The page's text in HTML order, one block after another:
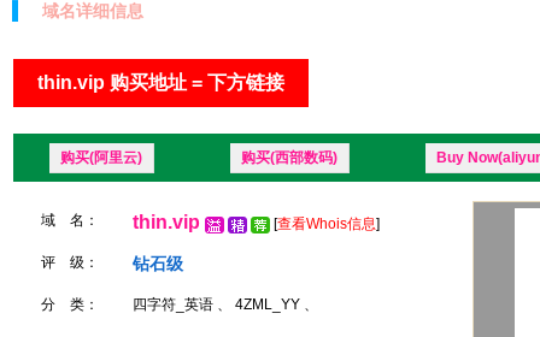
域名详细信息
thin.vip 购买地址 = 下方链接
购买(阿里云) 购买(西部数码) Buy
域 名： thin.vip [查看Whois信息]
评 级： 钻石级
分 类： 四字符_英语 、 4ZML_YY 、